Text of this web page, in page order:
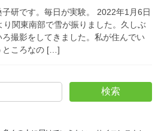
研です。毎日が実験。 2022年1月6日
り関東南部で雪が振りました。久しぶ
撮影をしてきました。私が住んでい
ところなの […]
検索